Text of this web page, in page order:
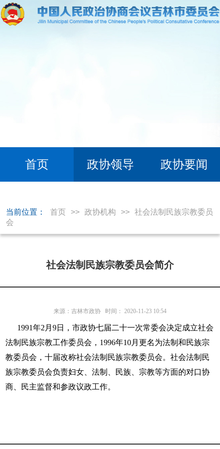
首页 政协领导 政协要闻
当前位置： 首页 >> 政协机构 >> 社会法制民族宗教委员
会
社会法制民族宗教委员会简介
来源： 吉林市政协 时间： 2020-11-23 10:54
1991年2月9日，市政协七届二十一次常委会决定成立社会
法制民族宗教工作委员会，1996年10月更名为法制和民族宗
教委员会，十届改称社会法制民族宗教委员会。社会法制民
族宗教委员会负责妇女、法制、民族、宗教等方面的对口协
商、民主监督和参政议政工作。